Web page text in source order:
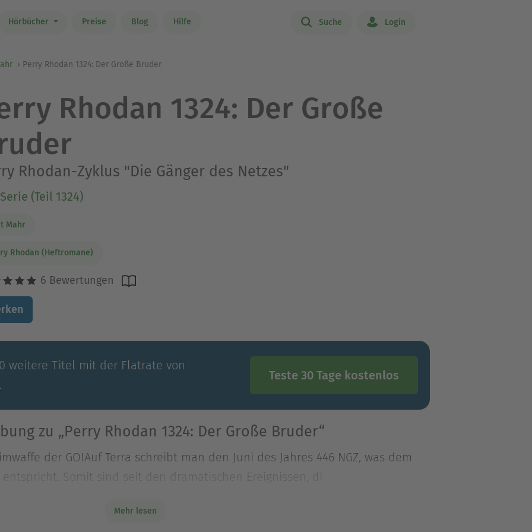
Hörbücher Preise Blog Hilfe Suche Login
Perry Rhodan 1324: Der Große Bruder
Rhodan 1324: Der Große
Rhodan-Zyklus "Die Gänger des Netzes"
Serie (Teil 1324)
Mahr
Rhodan (Heftromane)
6 Bewertungen
weitere Titel mit der Flatrate von
Teste 30 Tage kostenlos
zu „Perry Rhodan 1324: Der Große Bruder“
der GOIAuf Terra schreibt man den Juni des Jahres 446 NGZ, was dem
entspricht. Somit sind seit den dramatischen Ereignissen, di
entspricht. Somit sind seit den dramatischen Ereignissen, die zum Aufbruch
Mehr lesen